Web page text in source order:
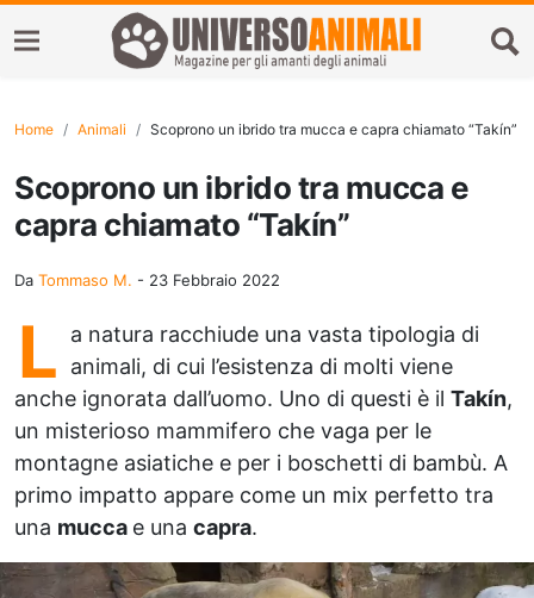
Home Animali Scoprono un ibrido tra mucca e capra chiamato “Takín”
Scoprono un ibrido tra mucca e
capra chiamato “Takín”
Da Tommaso M. - 23 Febbraio 2022
L
a natura racchiude una vasta tipologia di
animali, di cui l’esistenza di molti viene
anche ignorata dall’uomo. Uno di questi è il Takín,
un misterioso mammifero che vaga per le
montagne asiatiche e per i boschetti di bambù. A
primo impatto appare come un mix perfetto tra
una mucca e una capra.